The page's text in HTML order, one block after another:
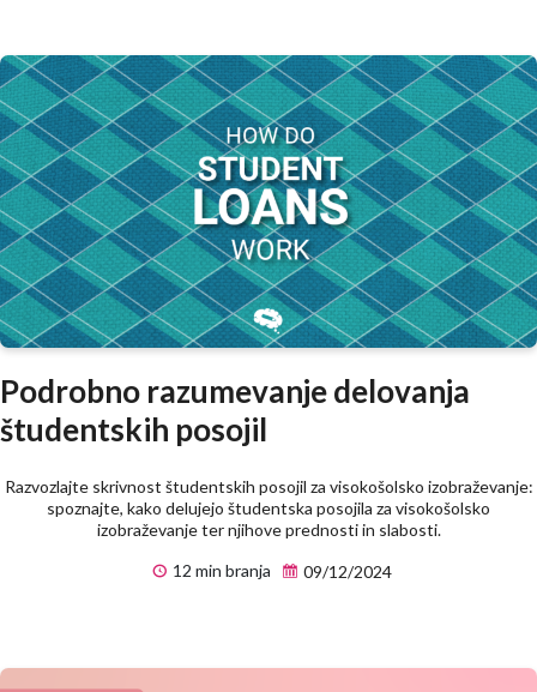
Podrobno razumevanje delovanja
študentskih posojil
Razvozlajte skrivnost študentskih posojil za visokošolsko izobraževanje:
spoznajte, kako delujejo študentska posojila za visokošolsko
izobraževanje ter njihove prednosti in slabosti.
12 min branja
09/12/2024